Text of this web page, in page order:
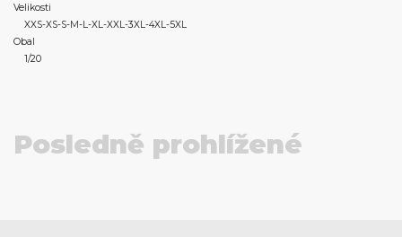
Velikosti
XXS-XS-S-M-L-XL-XXL-3XL-4XL-5XL
Obal
1/20
Posledně prohlížené